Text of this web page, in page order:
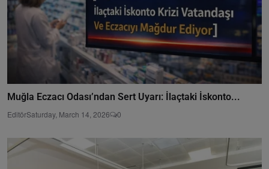
Muğla Eczacı Odası’ndan Sert Uyarı: İlaçtaki İskonto...
EditörSaturday, March 14, 2026 0